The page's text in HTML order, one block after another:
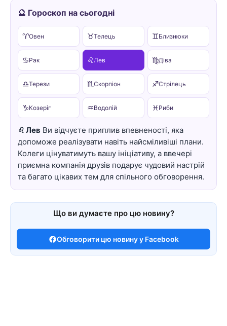
🔮 Гороскоп на сьогодні
♈Овен ♉Телець ♊Близнюки
♋Рак ♌ Лев ♍Діва
♎Терези ♏Скорпіон ♐Стрілець
♑Козеріг ♒Водолій ♓ Риби
♌ Лев Ви відчуєте приплив впевненості, яка
допоможе реалізувати навіть найсміливіші плани.
Колеги цінуватимуть вашу ініціативу, а ввечері
приємна компанія друзів подарує чудовий настрій
та багато цікавих тем для спільного обговорення.
Що ви думаєте про цю новину?
Обговорити цю новину у Facebook